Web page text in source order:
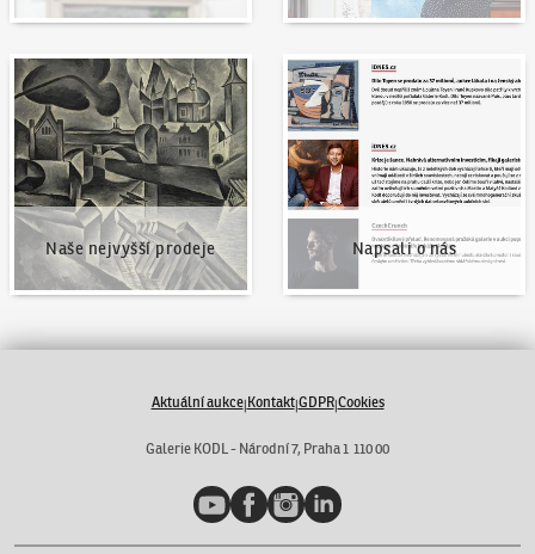
Naše nejvyšší prodeje
Naše nejvyšší prodeje
Napsali o nás
Napsali o nás
Aktuální aukce|Kontakt|GDPR|Cookies
Galerie KODL - Národní 7, Praha 1 110 00
YouTubeFacebookInstagramLinkedIn